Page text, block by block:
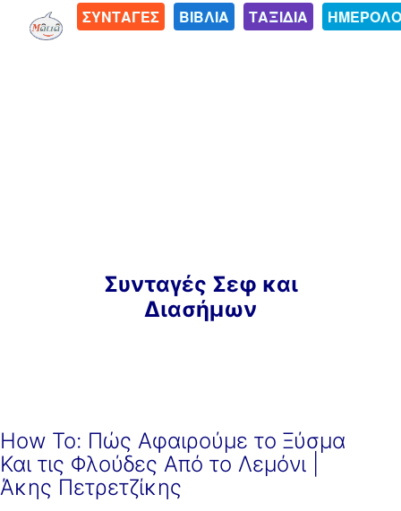
ΣΥΝΤΑΓΕΣ ΒΙΒΛΙΑ ΤΑΞΙΔΙΑ
Συνταγές Σεφ και
Διασήμων
How To: Πώς Αφαιρούμε το Ξύσμα
Και τις Φλούδες Από το Λεμόνι |
Άκης Πετρετζίκης